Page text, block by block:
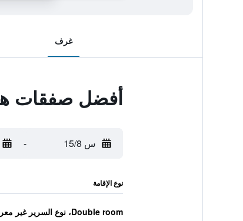
غرف
أفضل صفقات
س 15/8 -
نوع الإقامة
Double room، نوع السرير غير معروف